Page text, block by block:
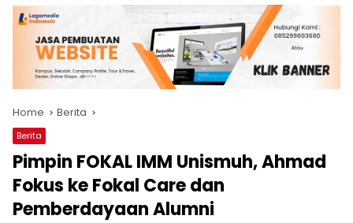
Home Berita
Berita
Pimpin FOKAL IMM Unismuh, Ahmad
Fokus ke Fokal Care dan
Pemberdayaan Alumni